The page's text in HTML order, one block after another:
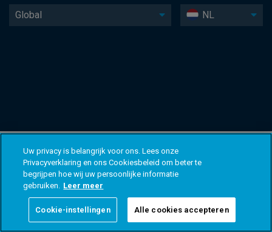
Global NL
Uw privacy is belangrijk voor ons. Lees onze
Privacyverklaring en ons Cookiesbeleid om beter te
begrijpen hoe wij uw persoonlijke informatie
gebruiken. Leer meer
Cookie-instellingen Alle cookies accepteren